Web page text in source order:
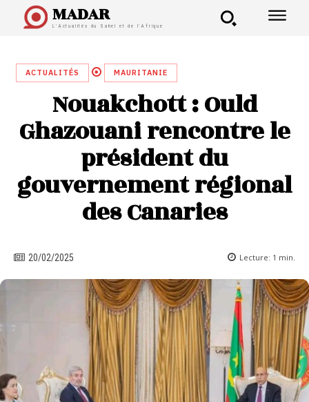
MADAR
L'Actualités du Sahel et de l'Afrique
ACTUALITÉS MAURITANIE
Nouakchott : Ould
Ghazouani rencontre le
président du
gouvernement régional
des Canaries
20/02/2025 Lecture: 1 min.